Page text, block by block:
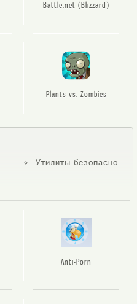
Battle.net (Blizzard)
Plants vs. Zombies
Утилиты безопасности
Anti-Porn